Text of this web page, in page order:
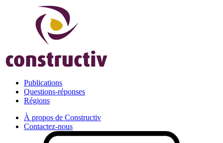
Publications
Questions-réponses
Régions
À propos de Constructiv
Contactez-nous